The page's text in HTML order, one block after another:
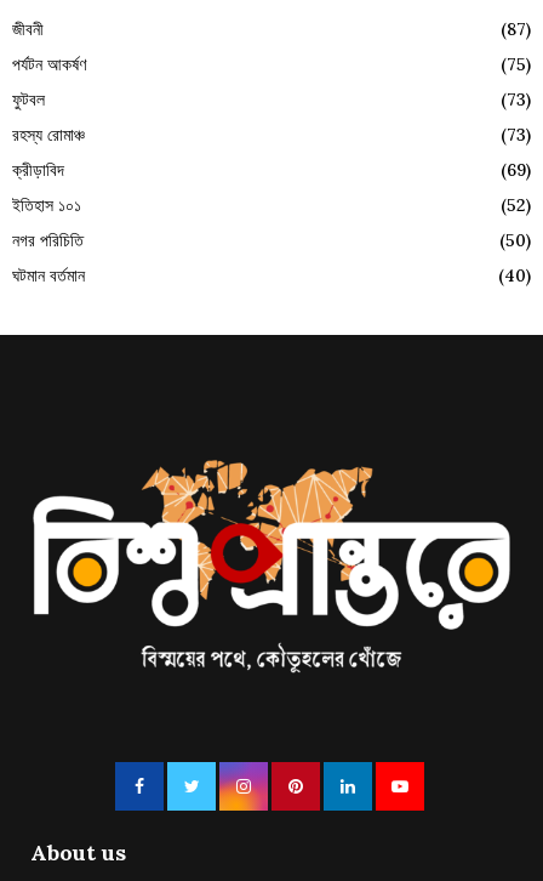
জীবনী
(87)
পর্যটন আকর্ষণ
(75)
ফুটবল
(73)
রহস্য রোমাঞ্চ
(73)
ক্রীড়াবিদ
(69)
ইতিহাস ১০১
(52)
নগর পরিচিতি
(50)
ঘটমান বর্তমান
(40)
About us